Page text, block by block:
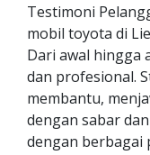
Testimoni
mobil toyota di
Dari awal hingga
dan profesional.
membantu,
dengan sabar
dengan berbagai